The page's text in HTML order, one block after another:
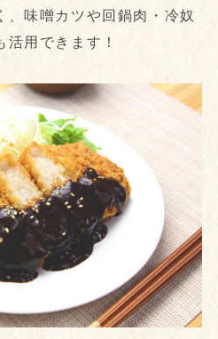
味噌カツや回鍋肉・冷奴
用できます！